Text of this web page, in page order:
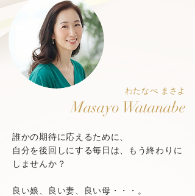
わたなべ まさよ
Masayo Watanabe
誰かの期待に応えるために、
自分を後回しにする毎日は、もう終わりに
しませんか？
良い娘、良い妻、良い母・・・。